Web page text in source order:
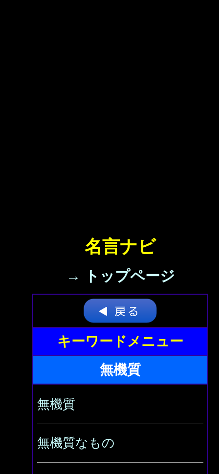
名言ナビ
→ トップページ
キーワードメニュー
無機質
無機質
無機質なもの